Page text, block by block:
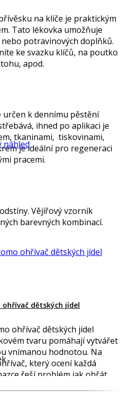
na klíče je praktickým
Tato lékovka umožňuje
potravinových doplňků.
ke svazku klíčů, na poutko
apod.
k dennímu pěstění
ihned po aplikaci je
tkaninami, tiskovinami,
je ideální pro regeneraci
pracemi.
náhled
Vějířový vzorník
barevných kombinací.
dětských jídel
ohřívač dětských jídel
tvaru pomáhají vytvářet
vnímanou hodnotou. Na
který ocení každá
řeší problém jak ohřát